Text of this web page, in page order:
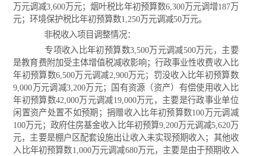
万元调减3,600万元；烟叶税比年初预算数6,300万元调增187万
元；环境保护税比年初预算数1,250万元调减50万元。
非税收入项目调整情况：
专项收入比年初预算数3,500万元调减500万元，主要
是教育费附加受主体增值税减收影响；行政事业性收费收入比
年初预算数6,500万元调减2,900万元；罚没收入比年初预算数
9,000万元调减3,200万元；国有资源（资产）有偿使用收入比
年初预算数42,000万元调减19,000万元，主要是行政事业单位
闲置资产处置不如预期；捐赠收入比年初预算数100万元调减
100万元；政府住房基金收入比年初预算9,200万元调减5,620万
元，主要是棚户区配套设施出让收入未实现预期收入；其他收
入比年初预算数1,000万元调减680万元，主要是由于预期收入